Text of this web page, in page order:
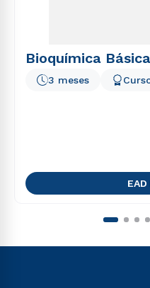
Bioquímica
3 meses